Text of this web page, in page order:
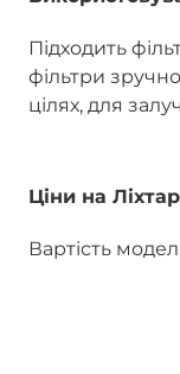
Підходить
фільтри
цілях, для
Ціни на Ліхтар
Вартість